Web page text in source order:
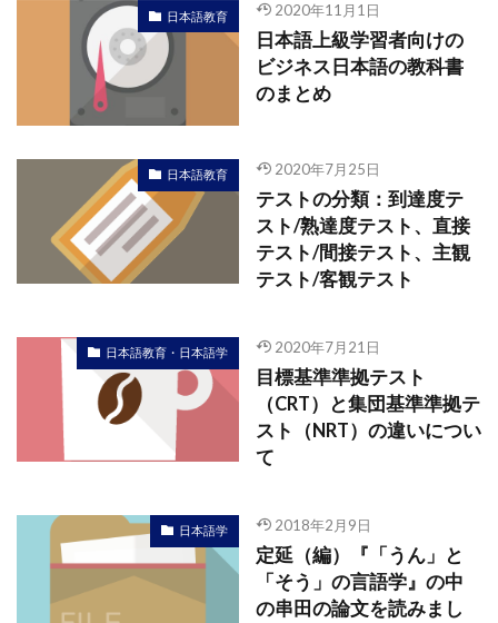
日本語教育 2020年11月1日
日本語上級学習者向けの
ビジネス日本語の教科書
のまとめ
日本語教育 2020年7月25日
テストの分類：到達度テ
スト/熟達度テスト、直接
テスト/間接テスト、主観
テスト/客観テスト
日本語教育・日本語学 2020年7月21日
目標基準準拠テスト
（CRT）と集団基準準拠テ
スト（NRT）の違いについ
て
日本語学 2018年2月9日
定延（編）『「うん」と
「そう」の言語学』の中
の串田の論文を読みまし